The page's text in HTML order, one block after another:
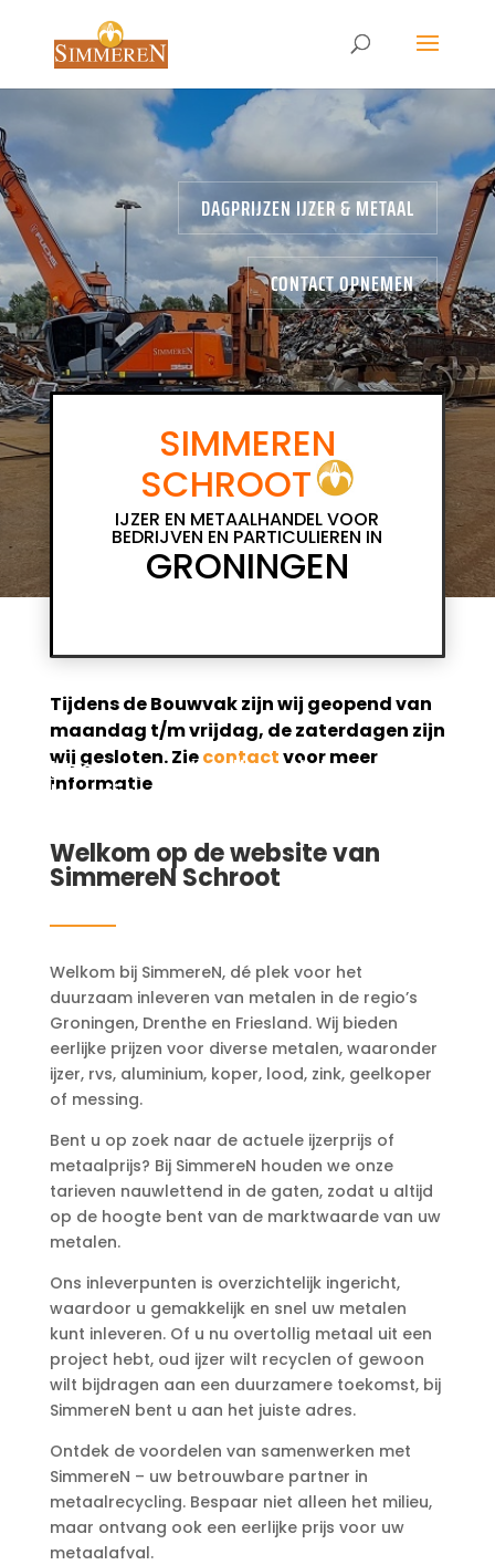
DAGPRIJZEN IJZER & METAAL
CONTACT OPNEMEN
SIMMEREN
SCHROOT
IJZER EN METAALHANDEL VOOR
BEDRIJVEN EN PARTICULIEREN IN
GRONINGEN
Tijdens de Bouwvak zijn wij geopend van
maandag t/m vrijdag, de zaterdagen zijn
wij gesloten. Ziecontactvoor meer
informatie
IJzer en metaalhandel voor
bedrijven en particulieren in
Welkom op de website van
SimmereN Schroot
Welkom bij SimmereN, dé plek voor het
duurzaam inleveren van metalen in de regio’s
Groningen, Drenthe en Friesland. Wij bieden
eerlijke prijzen voor diverse metalen, waaronder
ijzer, rvs, aluminium, koper, lood, zink, geelkoper
of messing.
Bent u op zoek naar de actuele ijzerprijs of
metaalprijs? Bij SimmereN houden we onze
tarieven nauwlettend in de gaten, zodat u altijd
op de hoogte bent van de marktwaarde van uw
metalen.
Ons inleverpunten is overzichtelijk ingericht,
waardoor u gemakkelijk en snel uw metalen
kunt inleveren. Of u nu overtollig metaal uit een
project hebt, oud ijzer wilt recyclen of gewoon
wilt bijdragen aan een duurzamere toekomst, bij
SimmereN bent u aan het juiste adres.
Ontdek de voordelen van samenwerken met
SimmereN – uw betrouwbare partner in
metaalrecycling. Bespaar niet alleen het milieu,
maar ontvang ook een eerlijke prijs voor uw
metaalafval.